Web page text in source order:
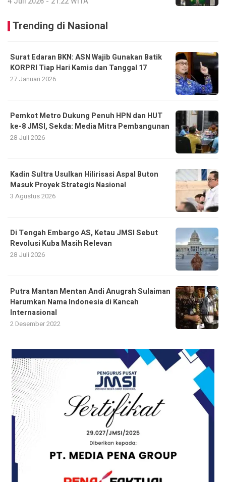
Trending di Nasional
Surat Edaran BKN: ASN Wajib Gunakan Batik
KORPRI Tiap Hari Kamis dan Tanggal 17
27 Januari 2026
Pemkot Metro Dukung Penuh HPN dan HUT
ke-8 JMSI, Sekda: Media Mitra Pembangunan
28 Juli 2026
Kadin Sultra Usulkan Hilirisasi Aspal Buton
Masuk Proyek Strategis Nasional
3 Agustus 2026
Di Tengah Embargo AS, Ketau JMSI Sebut
Revolusi Kuba Masih Relevan
28 Juli 2026
Putra Mantan Mentan Andi Anugrah Sulaiman
Harumkan Nama Indonesia di Kancah
Internasional
2 Desember 2022